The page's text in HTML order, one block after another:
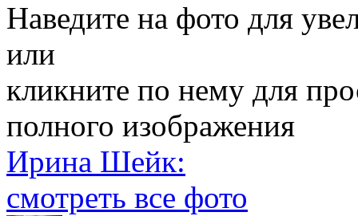
Наведите на фото для
или
кликните по нему для
полного изображения
Ирина Шейк:
смотреть все фото